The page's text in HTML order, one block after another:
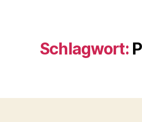
Schlagwort: